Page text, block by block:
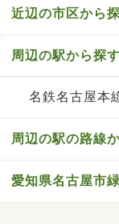
近辺の市区から
周辺の駅から探す
名鉄名古屋本
周辺の駅の路線
愛知県名古屋市